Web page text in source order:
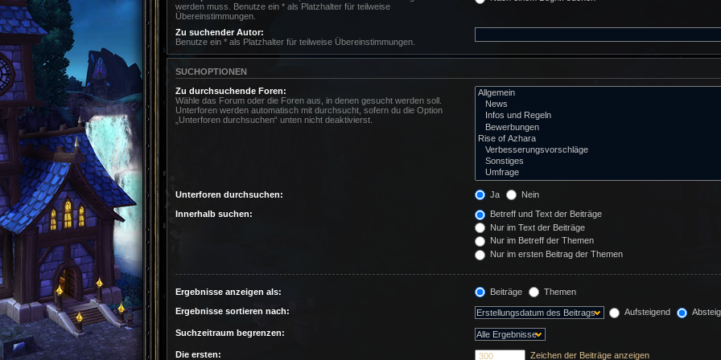
werden muss. Benutze ein * als Platzhalter für teilweise
Übereinstimmungen.
Zu suchender Autor:
Benutze ein * als Platzhalter für teilweise Übereinstimmungen.
SUCHOPTIONEN
Zu durchsuchende Foren:
Wähle das Forum oder die Foren aus, in denen gesucht werden soll.
Unterforen werden automatisch mit durchsucht, sofern du die Option
„Unterforen durchsuchen“ unten nicht deaktivierst.
Unterforen durchsuchen: Ja Nein
Innerhalb suchen:
Betreff und Text der Beiträge
Nur im Text der Beiträge
Nur im Betreff der Themen
Nur im ersten Beitrag der Themen
Ergebnisse anzeigen als: Beiträge Themen
Ergebnisse sortieren nach: Aufsteigend
Suchzeitraum begrenzen:
Die ersten:
Zeichen der Beiträge anzeigen